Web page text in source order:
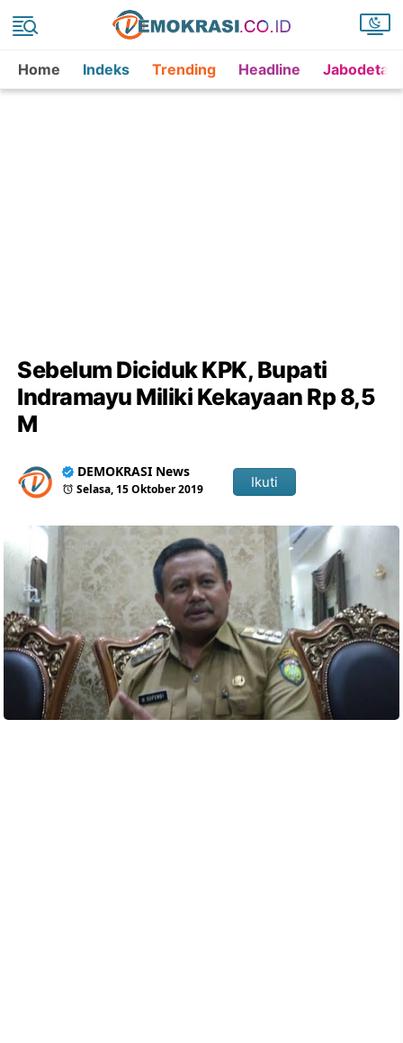
Home Indeks Trending Headline
Sebelum Diciduk KPK, Bupati
Indramayu Miliki Kekayaan Rp 8,5
M
DEMOKRASI News
Selasa, 15 Oktober 2019 Ikuti